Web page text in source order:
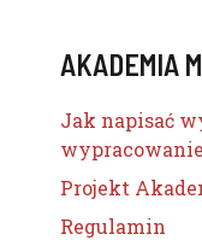
AKADEMIA
Jak napisać
Projekt
Regulamin